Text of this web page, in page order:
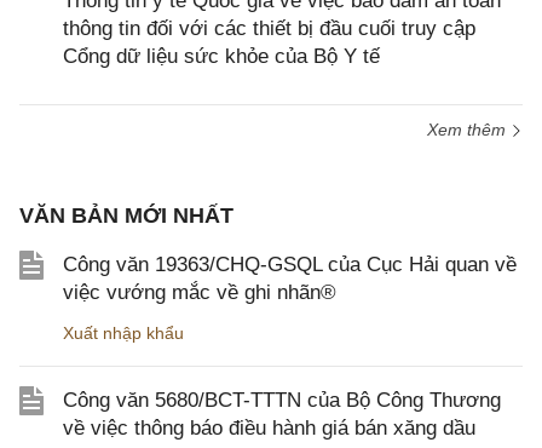
thông tin đối với các thiết bị đầu cuối truy cập
Cổng dữ liệu sức khỏe của Bộ Y tế
Xem thêm
VĂN BẢN MỚI NHẤT
Công văn 19363/CHQ-GSQL của Cục Hải quan về
việc vướng mắc về ghi nhãn®
Xuất nhập khẩu
Công văn 5680/BCT-TTTN của Bộ Công Thương
về việc thông báo điều hành giá bán xăng dầu